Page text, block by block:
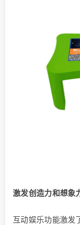
激发创造力和想象
互动娱乐功能激发